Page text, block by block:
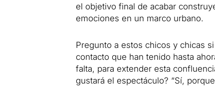
el objetivo final de acabar
emociones en un marco urbano.
Pregunto a estos chicos y chicas
contacto que han tenido hasta
falta, para extender esta
gustará el espectáculo? “Sí,